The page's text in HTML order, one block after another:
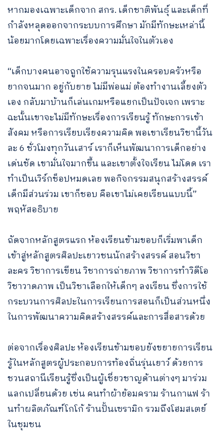
หากมองเฉพาะเด็กจาก สกร. เด็กชาติพันธุ์ และเด็กที่
กำลังหลุดออกจากระบบการศึกษา มักมีทักษะเหล่านี้
น้อยมากโดยเฉพาะเรื่องความมั่นใจในตัวเอง
“เด็กบางคนอาจถูกใช้ความรุนแรงในครอบครัวหรือ
ยากจนมาก อยู่กับยาย ไม่มีพ่อแม่ ต้องทํางานเลี้ยงตัว
เอง กลับมาบ้านก็เล่นเกมหรือแยกเป็นปัจเจก เพราะ
ฉะนั้นเขาจะไม่มีทักษะเรื่องการเรียนรู้ ทักษะการเข้า
สังคม หรือการเรียบเรียงความคิด พอเขาเรียนวิชานี้วัน
ละ 6 ชั่วโมงทุกวันเสาร์ เราก็เห็นพัฒนาการเด็กอย่าง
เด่นชัด เขามั่นใจมากขึ้น และเขาตั้งใจเรียน ไม่โดด เรา
ทำเป็นเวิร์กช็อปหมดเลย พอกิจกรรมสนุกสร้างสรรค์
เด็กมีส่วนร่วม เขาก็ชอบ คือเขาไม่เคยเรียนแบบนี้”
พฤหัสอธิบาย
ถัดจากหลักสูตรแรก ห้องเรียนข้ามขอบก็เริ่มพาเด็ก
เข้าสู่หลักสูตรศิลปะเยาวชนนักสร้างสรรค์ สอนวิชา
ละคร วิชาการเขียน วิชาการถ่ายภาพ วิชาการทำวิดีโอ
วิชาวาดภาพ เป็นวิชาเลือกให้เด็กๆ ลงเรียน ซึ่งการใช้
กระบวนการศิลปะในการเรียนการสอนก็เป็นส่วนหนึ่ง
ในการพัฒนาความคิดสร้างสรรค์และการสื่อสารด้วย
ต่อจากเรื่องศิลปะ ห้องเรียนข้ามขอบยังขยายการเรียน
รู้ในหลักสูตรผู้ประกอบการท้องถิ่นรุ่นเยาว์ ด้วยการ
ชวนสถานีเรียนรู้ซึ่งเป็นผู้เชี่ยวชาญด้านต่างๆ มาร่วม
แลกเปลี่ยนด้วย เช่น คนทำผ้าย้อมคราม ร้านกาแฟ ร้า
นทําผลิตภัณฑ์โกโก้ ร้านปั้นเซรามิก รวมถึงโฮมสเตย์
ในชุมชน